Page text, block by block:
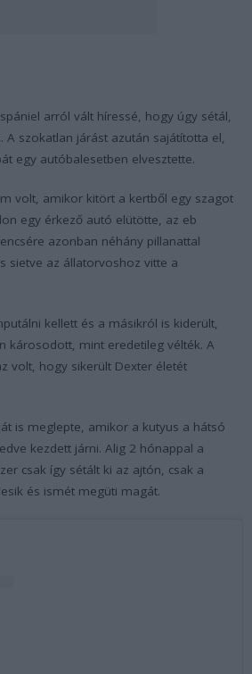
arról vált híressé, hogy úgy sétál,
A szokatlan járást azután sajátította el,
egy autóbalesetben elvesztette.
volt, amikor kitört a kertből egy szagot
egy érkező autó elütötte, az eb
azonban néhány pillanattal
sietve az állatorvoshoz vitte a
kellett és a másikról is kiderült,
károsodott, mint eredetileg vélték. A
volt, hogy sikerült Dexter életét
is meglepte, amikor a kutyus a hátsó
kezdett járni. Alig 2 hónappal a
csak így sétált ki az ajtón, csak a
és ismét megüti magát.